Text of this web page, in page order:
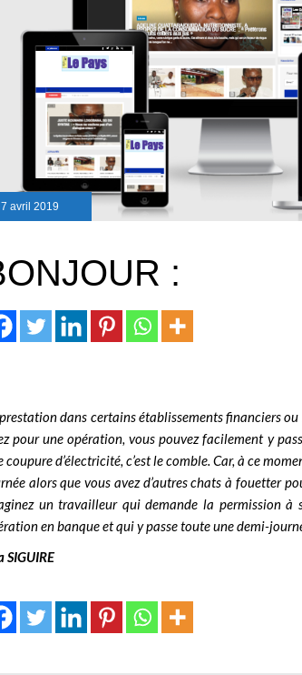
7 avril 2019
:
dans certains établissements financiers
pour une opération, vous pouvez facilement y
coupure d’électricité, c’est le comble. Car, à ce
alors que vous avez d’autres chats à fouetter
un travailleur qui demande la permission
en banque et qui y passe toute une demi-
SIGUIRE